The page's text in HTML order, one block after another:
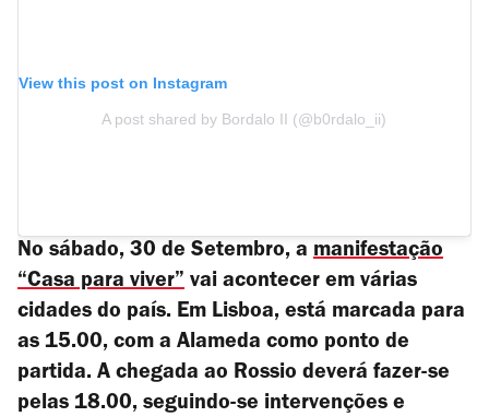
View this post on Instagram
A post shared by Bordalo II (@b0rdalo_ii)
No sábado, 30 de Setembro, a manifestação
“Casa para viver” vai acontecer em várias
cidades do país. Em Lisboa, está marcada para
as 15.00, com a Alameda como ponto de
partida. A chegada ao Rossio deverá fazer-se
pelas 18.00, seguindo-se intervenções e